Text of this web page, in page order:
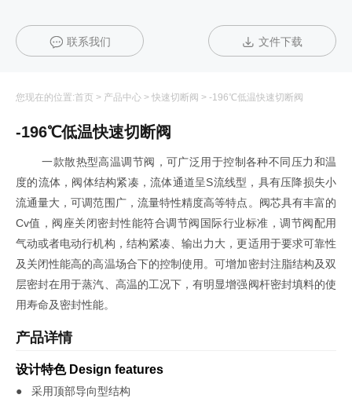
联系我们 文件下载
您现在的位置:首页 > 产品中心 > 快速切断阀 > -196℃低温快速切断阀
-196℃低温快速切断阀
一款散热型高温调节阀，可广泛用于控制各种不同压力和温
度的流体，阀体结构紧凑，流体通道呈S流线型，具有压降损失小
流通量大，可调范围广，流量特性精度高等特点。阀芯具有丰富的
Cv值，阀座关闭密封性能符合调节阀国际行业标准，调节阀配用
气动或者电动行机构，结构紧凑、输出力大，更适用于要求可靠性
及关闭性能高的高温场合下的控制使用。可增加密封注脂结构及双
层密封在用于蒸汽、高温的工况下，有明显增强阀杆密封填料的使
用寿命及密封性能。
产品详情
设计特色 Design features
● 采用顶部导向型结构